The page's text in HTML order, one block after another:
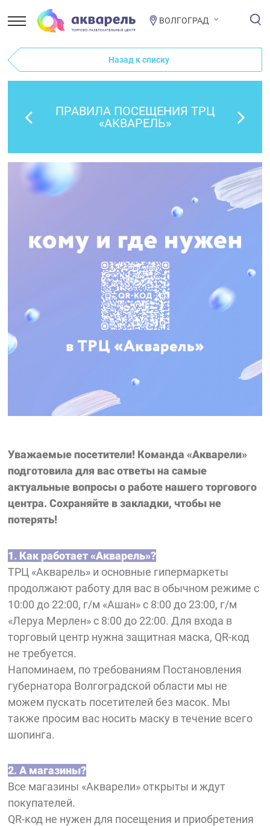
ВОЛГОГРАД
Назад к списку
ПРАВИЛА ПОСЕЩЕНИЯ ТРЦ
«АКВАРЕЛЬ»
Уважаемые посетители! Команда «Акварели»
подготовила для вас ответы на самые
актуальные вопросы о работе нашего торгового
центра. Сохраняйте в закладки, чтобы не
потерять!
1. Как работает «Акварель»?
ТРЦ «Акварель» и основные гипермаркеты
продолжают работу для вас в обычном режиме с
10:00 до 22:00, г/м «Ашан» с 8:00 до 23:00, г/м
«Леруа Мерлен» с 8:00 до 22:00. Для входа в
торговый центр нужна защитная маска, QR-код
не требуется.
Напоминаем, по требованиям Постановления
губернатора Волгоградской области мы не
можем пускать посетителей без масок. Мы
также просим вас носить маску в течение всего
шопинга.
2. А магазины?
Все магазины «Акварели» открыты и ждут
покупателей.
QR-код не нужен для посещения и приобретения